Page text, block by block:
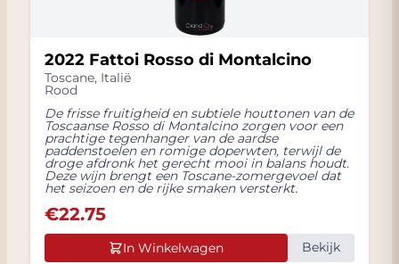
2022 Fattoi Rosso di Montalcino
Toscane, Italië
Rood
De frisse fruitigheid en subtiele houttonen van de
Toscaanse Rosso di Montalcino zorgen voor een
prachtige tegenhanger van de aardse
paddenstoelen en romige doperwten, terwijl de
droge afdronk het gerecht mooi in balans houdt.
Deze wijn brengt een Toscane-zomergevoel dat
het seizoen en de rijke smaken versterkt.
€22.75
In Winkelwagen Bekijk